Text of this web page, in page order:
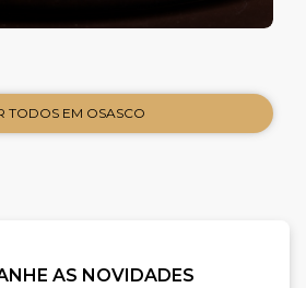
TODOS EM OSASCO
AS NOVIDADES